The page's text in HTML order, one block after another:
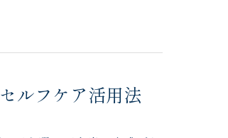
ルフケア活用法